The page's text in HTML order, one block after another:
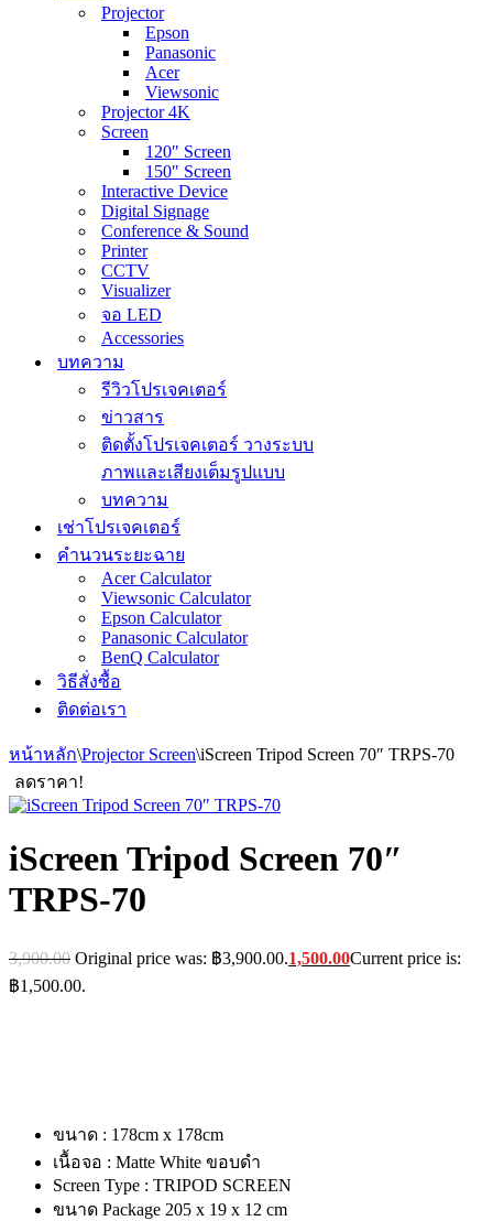
Projector
Epson
Panasonic
Acer
Viewsonic
Projector 4K
Screen
120″ Screen
150″ Screen
Interactive Device
Digital Signage
Conference & Sound
Printer
CCTV
Visualizer
จอ LED
Accessories
บทความ
รีวิวโปรเจคเตอร์
ข่าวสาร
ติดตั้งโปรเจคเตอร์ วางระบบ
ภาพและเสียงเต็มรูปแบบ
บทความ
เช่าโปรเจคเตอร์
คำนวนระยะฉาย
Acer Calculator
Viewsonic Calculator
Epson Calculator
Panasonic Calculator
BenQ Calculator
วิธีสั่งซื้อ
ติดต่อเรา
หน้าหลัก\Projector Screen\iScreen Tripod Screen 70″ TRPS-70
ลดราคา!
iScreen Tripod Screen 70″
TRPS-70
3,900.00 Original price was: ฿3,900.00.1,500.00Current price is:
฿1,500.00.
ขนาด : 178cm x 178cm
เนื้อจอ : Matte White ขอบดำ
Screen Type : TRIPOD SCREEN
ขนาด Package 205 x 19 x 12 cm